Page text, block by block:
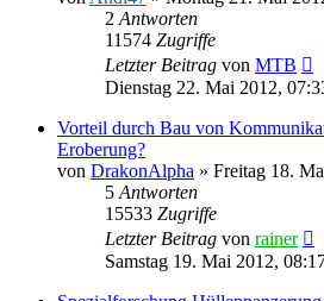
2 Antworten
11574 Zugriffe
Letzter Beitrag von MTB
Dienstag 22. Mai 2012,
Vorteil durch Bau von
Eroberung?
von DrakonAlpha » Freitag 18.
5 Antworten
15533 Zugriffe
Letzter Beitrag von rainer
Samstag 19. Mai 2012,